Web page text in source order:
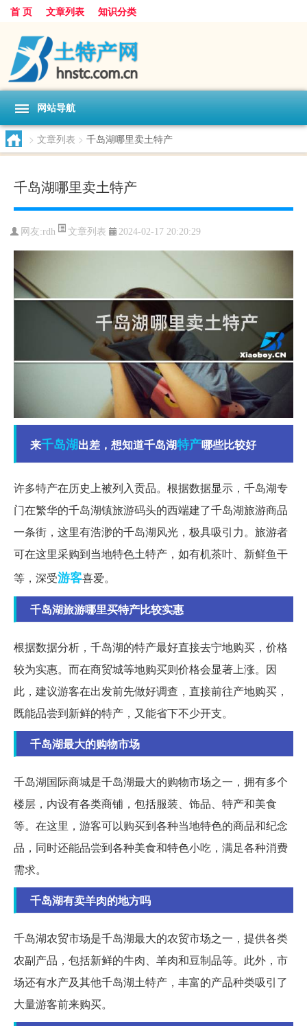
首 页 文章列表 知识分类
网站导航
> 文章列表 > 千岛湖哪里卖土特产
千岛湖哪里卖土特产
网友:rdh 文章列表 2024-02-17 20:20:29
来千岛湖出差，想知道千岛湖特产哪些比较好
许多特产在历史上被列入贡品。根据数据显示，千岛湖专
门在繁华的千岛湖镇旅游码头的西端建了千岛湖旅游商品
一条街，这里有浩渺的千岛湖风光，极具吸引力。旅游者
可在这里采购到当地特色土特产，如有机茶叶、新鲜鱼干
等，深受游客喜爱。
千岛湖旅游哪里买特产比较实惠
根据数据分析，千岛湖的特产最好直接去宁地购买，价格
较为实惠。而在商贸城等地购买则价格会显著上涨。因
此，建议游客在出发前先做好调查，直接前往产地购买，
既能品尝到新鲜的特产，又能省下不少开支。
千岛湖最大的购物市场
千岛湖国际商城是千岛湖最大的购物市场之一，拥有多个
楼层，内设有各类商铺，包括服装、饰品、特产和美食
等。在这里，游客可以购买到各种当地特色的商品和纪念
品，同时还能品尝到各种美食和特色小吃，满足各种消费
需求。
千岛湖有卖羊肉的地方吗
千岛湖农贸市场是千岛湖最大的农贸市场之一，提供各类
农副产品，包括新鲜的牛肉、羊肉和豆制品等。此外，市
场还有水产及其他千岛湖土特产，丰富的产品种类吸引了
大量游客前来购买。